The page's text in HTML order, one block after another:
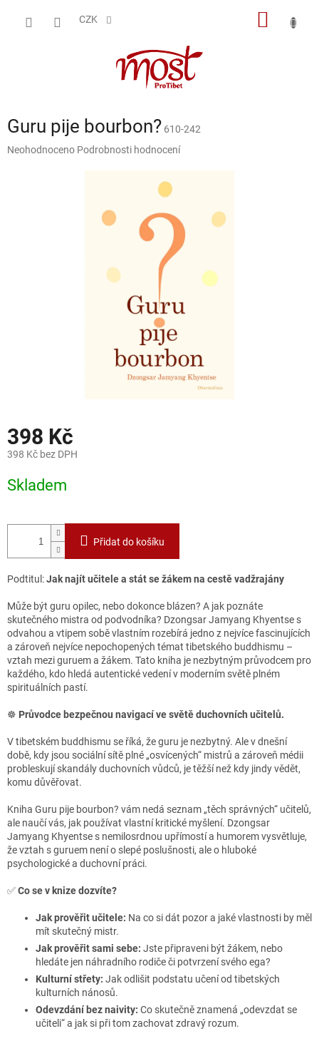
CZK
Guru pije bourbon? 610-242
Průměrné
Neohodnoceno Podrobnosti hodnocení
398 Kč
398 Kč bez DPH
cena:
Skladem
Přidat do košíku
Podtitul:Jak najít učitele a stát se žákem na cestě vadžrajány
Může být guru opilec, nebo dokonce blázen? A jak poznáte
skutečného mistra od podvodníka? Dzongsar Jamyang Khyentse s
odvahou a vtipem sobě vlastním rozebírá jedno z nejvíce fascinujících
a zároveň nejvíce nepochopených témat tibetského buddhismu –
vztah mezi guruem a žákem. Tato kniha je nezbytným průvodcem pro
každého, kdo hledá autentické vedení v moderním světě plném
spirituálních pastí.
☸️ Průvodce bezpečnou navigací ve světě duchovních učitelů.
V tibetském buddhismu se říká, že guru je nezbytný. Ale v dnešní
době, kdy jsou sociální sítě plné „osvícených“ mistrů a zároveň médii
probleskují skandály duchovních vůdců, je těžší než kdy jindy vědět,
komu důvěřovat.
Kniha Guru pije bourbon? vám nedá seznam „těch správných“ učitelů,
ale naučí vás, jak používat vlastní kritické myšlení. Dzongsar
Jamyang Khyentse s nemilosrdnou upřímostí a humorem vysvětluje,
že vztah s guruem není o slepé poslušnosti, ale o hluboké
psychologické a duchovní práci.
✅Co se v knize dozvíte?
Jak prověřit učitele: Na co si dát pozor a jaké vlastnosti by měl
mít skutečný mistr.
Jak prověřit sami sebe: Jste připraveni být žákem, nebo
hledáte jen náhradního rodiče či potvrzení svého ega?
Kulturní střety: Jak odlišit podstatu učení od tibetských
kulturních nánosů.
Odevzdání bez naivity: Co skutečně znamená „odevzdat se
učiteli“ a jak si při tom zachovat zdravý rozum.